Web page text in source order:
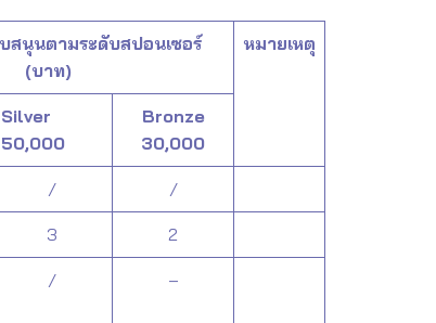
สนุนตามระดับสปอนเซอร์
(บาท)
หมายเหตุ
Silver
50,000
Bronze
30,000
/ /
3 2
/ –